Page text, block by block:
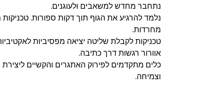
נתחבר מחדש למשאבים ולעוגנים.
נלמד להרגיע את הגוף תוך דקות ספורות. טכניקות
מחרדות.
טכניקות לקבלת שליטה יציאה מפסיביות
אוורור רגשות דרך כתיבה.
כלים מתקדמים לפירוק האתגרים והקשיים
וצמיחה.